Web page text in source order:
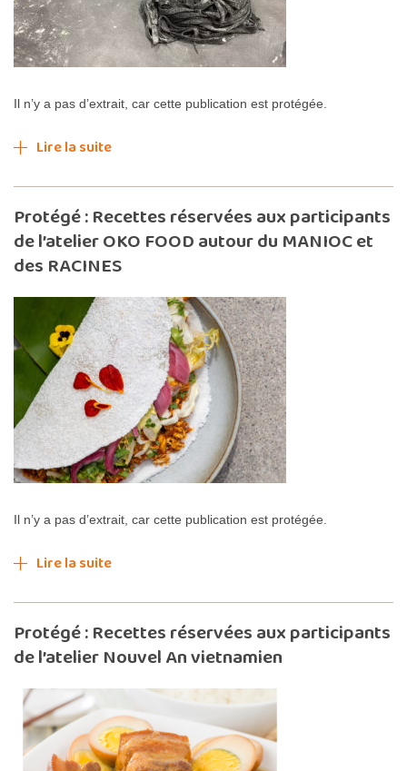
Il n’y a pas d’extrait, car cette publication est protégée.
Lire la suite
Protégé : Recettes réservées aux participants
de l’atelier OKO FOOD autour du MANIOC et
des RACINES
Il n’y a pas d’extrait, car cette publication est protégée.
Lire la suite
Protégé : Recettes réservées aux participants
de l’atelier Nouvel An vietnamien